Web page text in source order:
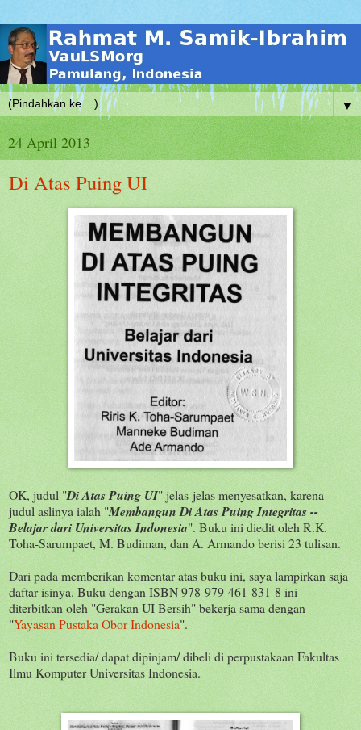
▼
24 April 2013
Di Atas Puing UI
OK, judul "Di Atas Puing UI" jelas-jelas menyesatkan, karena
judul aslinya ialah "Membangun Di Atas Puing Integritas --
Belajar dari Universitas Indonesia". Buku ini diedit oleh R.K.
Toha-Sarumpaet, M. Budiman, dan A. Armando berisi 23 tulisan.
Dari pada memberikan komentar atas buku ini, saya lampirkan saja
daftar isinya. Buku dengan ISBN 978-979-461-831-8 ini
diterbitkan oleh "Gerakan UI Bersih" bekerja sama dengan
"Yayasan Pustaka Obor Indonesia".
Buku ini tersedia/ dapat dipinjam/ dibeli di perpustakaan Fakultas
Ilmu Komputer Universitas Indonesia.